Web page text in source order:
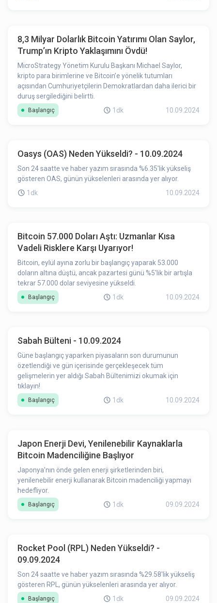
8,3 Milyar Dolarlık Bitcoin Yatırımı Olan Saylor,
Trump’ın Kripto Yaklaşımını Övdü!
MicroStrategy Yönetim Kurulu Başkanı Michael Saylor,
kripto para birimlerine ve Bitcoin’e yönelik tutumları
açısından Cumhuriyetçilerin Demokratlardan daha ilerici bir
duruş sergilediğini belirtti.
Başlangıç 1dk 10.09.2024
Oasys (OAS) Neden Yükseldi? - 10.09.2024
Son 24 saatte ve haber yazım sırasında %6.35'lik yükseliş
gösteren OAS, günün yükselenleri arasında yer alıyor.
1dk
10.09.2024
Bitcoin 57.000 Doları Aştı: Uzmanlar Kısa
Vadeli Risklere Karşı Uyarıyor!
Bitcoin, eylül ayına zorlu bir başlangıç yaparak 53.000
doların altına düştü, ancak pazartesi günü %5'lik bir artışla
tekrar 57.000 dolar seviyesine yükseldi.
Başlangıç 1dk 10.09.2024
Sabah Bülteni - 10.09.2024
Güne başlangıç yaparken piyasaların son durumunun
özetlendiği ve gün içerisinde gerçekleşecek tüm
gelişmelerin yer aldığı Sabah Bültenimizi okumak için
tıklayın!
Başlangıç 1dk 10.09.2024
Japon Enerji Devi, Yenilenebilir Kaynaklarla
Bitcoin Madenciliğine Başlıyor
Japonya’nın önde gelen enerji şirketlerinden biri,
yenilenebilir enerji kullanarak Bitcoin madenciliği yapmayı
hedefliyor.
Başlangıç 1dk 09.09.2024
Rocket Pool (RPL) Neden Yükseldi? -
09.09.2024
Son 24 saatte ve haber yazım sırasında %29.58'lik yükseliş
gösteren RPL, günün yükselenleri arasında yer alıyor.
Başlangıç 1dk 09.09.2024